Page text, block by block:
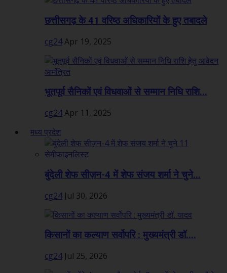
छत्तीसगढ़ के 41 वरिष्ठ अधिकारियों के हुए तबादले
cg24Apr 19, 2025
भूतपूर्व सैनिकों एवं विधवाओं से सम्मान निधि राशि...
cg24Apr 11, 2025
मध्य प्रदेश
बुंदेली शेफ सीज़न-4 में शेफ संजय शर्मा ने चुने...
cg24 Jul 30, 2026
किसानों का कल्याण सर्वोपरि : मुख्यमंत्री डॉ....
cg24 Jul 25, 2026